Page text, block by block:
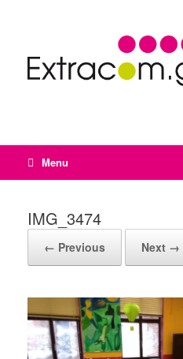
Menu
IMG_3474
← Previous Next →